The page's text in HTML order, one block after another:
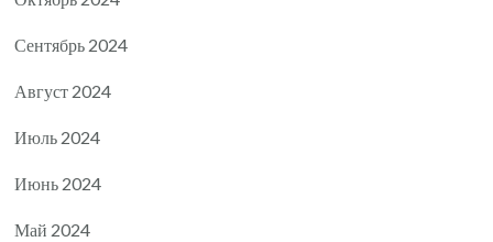
Сентябрь 2024
Август 2024
Июль 2024
Июнь 2024
Май 2024